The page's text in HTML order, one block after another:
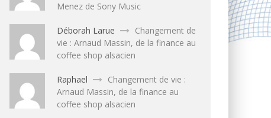
Menez de Sony Music
Déborah Larue
Changement de
vie : Arnaud Massin, de la finance au
coffee shop alsacien
Raphael
Changement de vie :
Arnaud Massin, de la finance au
coffee shop alsacien